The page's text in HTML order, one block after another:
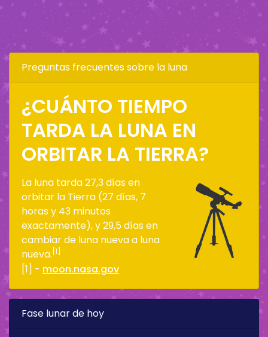
Preguntas frecuentes sobre la luna
¿CUÁNTO TIEMPO
TARDA LA LUNA EN
ORBITAR LA TIERRA?
La luna tarda 27,3 días en
orbitar la Tierra (27 días, 7
horas y 43 minutos
exactamente), y 29,5 días en
cambiar de luna nueva a luna
nueva. [1]
[1] - moon.nasa.gov
Fase lunar de hoy